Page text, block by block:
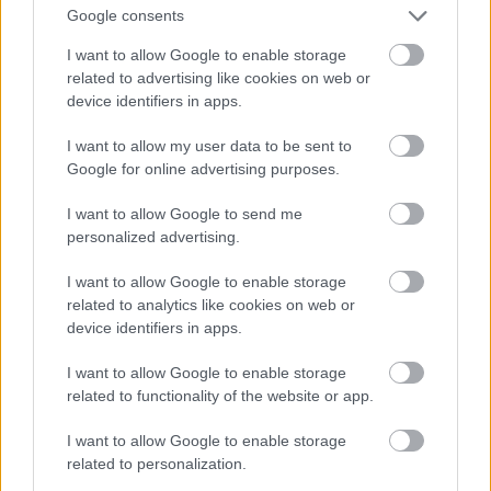
Google consents
I want to allow Google to enable storage
related to advertising like cookies on web or
device identifiers in apps.
I want to allow my user data to be sent to
Google for online advertising purposes.
I want to allow Google to send me
personalized advertising.
I want to allow Google to enable storage
related to analytics like cookies on web or
device identifiers in apps.
I want to allow Google to enable storage
related to functionality of the website or app.
I want to allow Google to enable storage
related to personalization.
egyetemek esetében tapasztalható. A budapesti
állami egyetemek esetében a 2013-ban felvett
összes hallgatólétszám 7%-kal – az összes budapesti
egyetem (tehát az egyházi és magán egyetemekkel
együtt) esetében 8%-kal - volt kevesebb, mint 2011-
felvett hallgatók száma nem változott.
A vidéki állami egyetemek helyzete ugyanakkor